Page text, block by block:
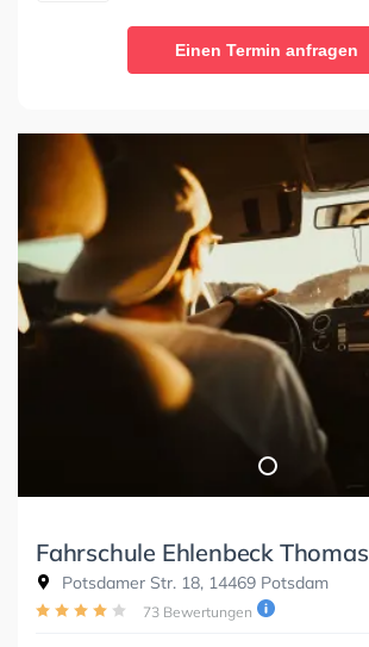
Einen Termin anfragen
Fahrschule Ehlenbeck Thomas
Potsdamer Str. 18, 14469 Potsdam
73 Bewertungen